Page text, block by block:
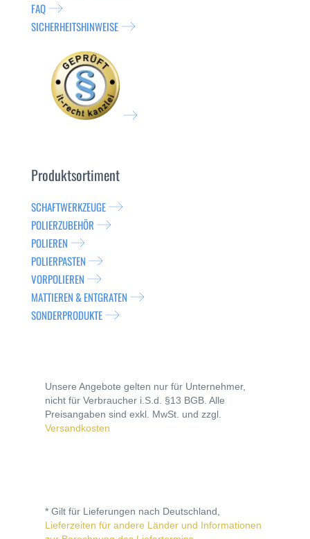
FAQ
SICHERHEITSHINWEISE
Produktsortiment
SCHAFTWERKZEUGE
POLIERZUBEHÖR
POLIEREN
POLIERPASTEN
VORPOLIEREN
MATTIEREN & ENTGRATEN
SONDERPRODUKTE
Unsere Angebote gelten nur für Unternehmer,
nicht für Verbraucher i.S.d. §13 BGB. Alle
Preisangaben sind exkl. MwSt. und zzgl.
Versandkosten
* Gilt für Lieferungen nach Deutschland,
Lieferzeiten für andere Länder und Informationen